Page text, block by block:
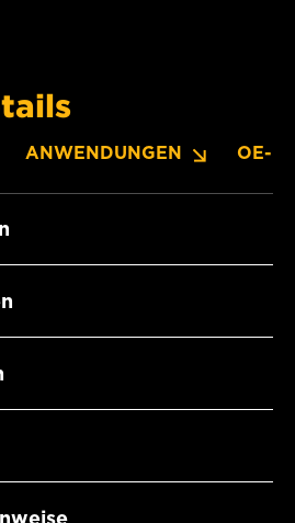
ANWENDUNGEN OE-